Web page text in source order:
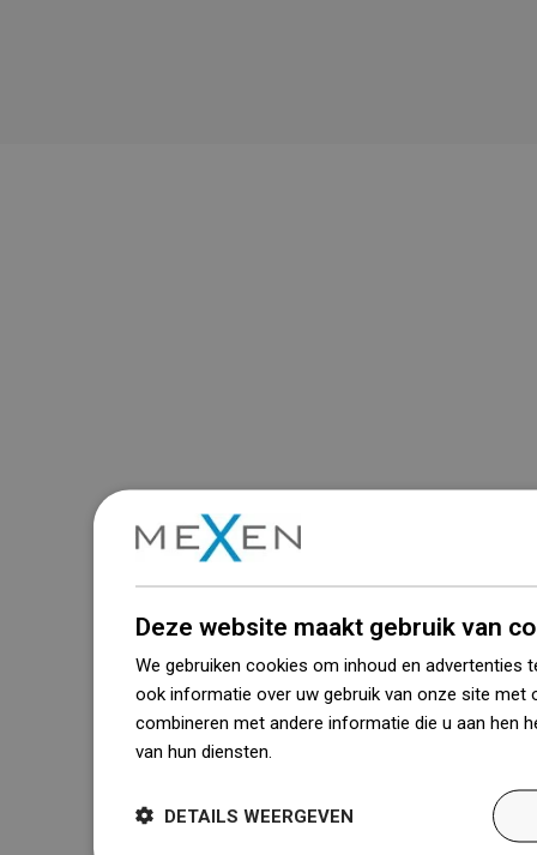
Deze website maakt gebruik van
We gebruiken cookies om inhoud en advertenties
ook informatie over uw gebruik van onze site met
combineren met andere informatie die u aan hen
van hun diensten.
DETAILS WEERGEVEN